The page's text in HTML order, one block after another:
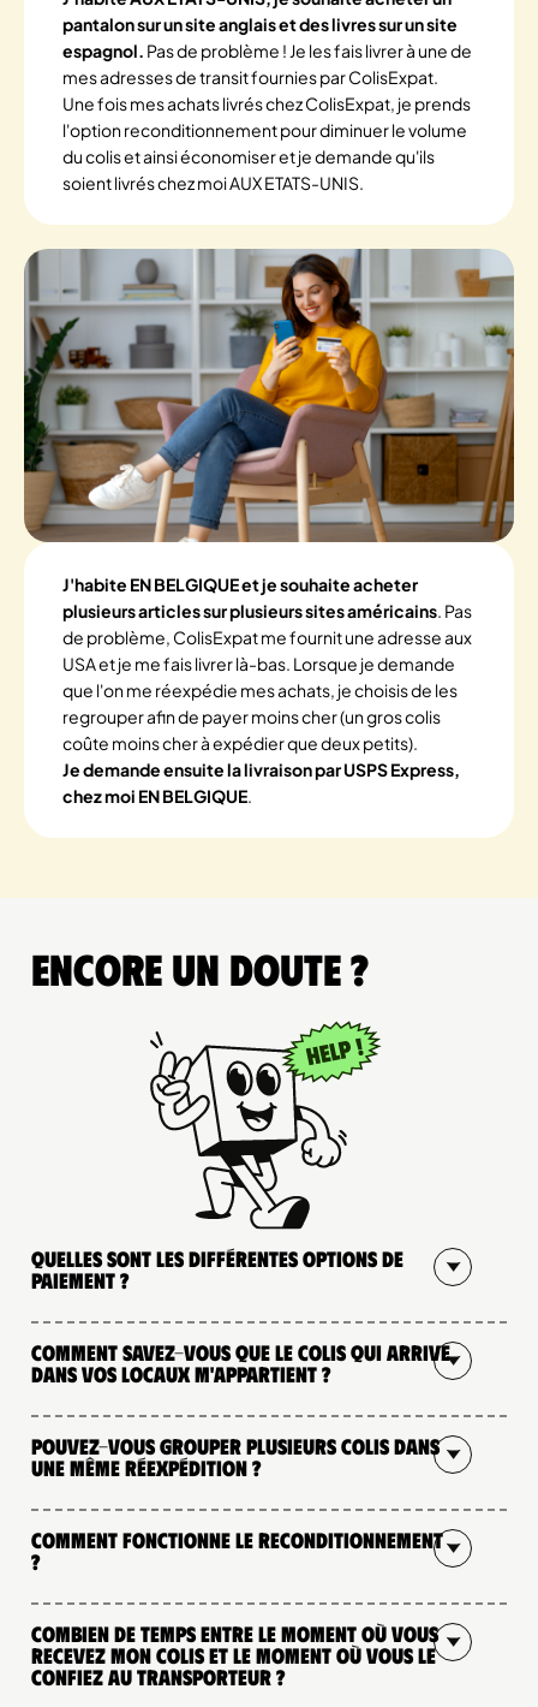
pantalon sur un site anglais et des livres sur un site
espagnol. Pas de problème ! Je les fais livrer à une de
mes adresses de transit fournies par ColisExpat.
Une fois mes achats livrés chez ColisExpat, je prends
l'option reconditionnement pour diminuer le volume
du colis et ainsi économiser et je demande qu'ils
soient livrés chez moi AUX ETATS-UNIS.
J'habite EN BELGIQUE et je souhaite acheter
plusieurs articles sur plusieurs sites américains. Pas
de problème, ColisExpat me fournit une adresse aux
USA et je me fais livrer là-bas. Lorsque je demande
que l'on me réexpédie mes achats, je choisis de les
regrouper afin de payer moins cher (un gros colis
coûte moins cher à expédier que deux petits).
Je demande ensuite la livraison par USPS Express,
chez moi EN BELGIQUE.
Encore un doute ?
Quelles sont les différentes options de
paiement ?
Comment savez-vous que le colis qui arrive
dans vos locaux m'appartient ?
Pouvez-vous grouper plusieurs colis dans
une même réexpédition ?
Comment fonctionne le reconditionnement
?
Combien de temps entre le moment où vous
recevez mon colis et le moment où vous le
confiez au transporteur ?